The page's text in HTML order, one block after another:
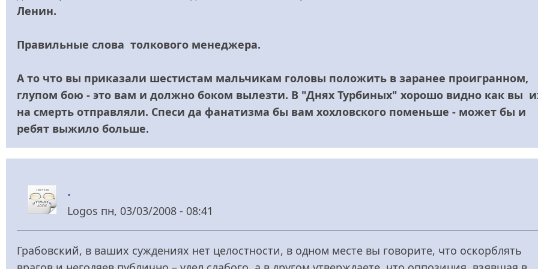
Ленин.
Правильные слова толкового менеджера.
А то что вы приказали шестистам мальчикам головы положить в заранее проигранном,
глупом бою - это вам и должно боком вылезти. В "Днях Турбиных" хорошо видно как вы
на смерть отправляли. Спеси да фанатизма бы вам хохловского поменьше - может бы и
ребят выжило больше.
.
Logos пн, 03/03/2008 - 08:41
Грабовский, в ваших суждениях нет целостности, в одном месте вы говорите, что оскорблять